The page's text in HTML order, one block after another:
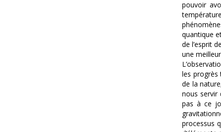
pouvoir
quantique
de l’esprit
une
les progrès
de la
nous servir
pas à ce
processus